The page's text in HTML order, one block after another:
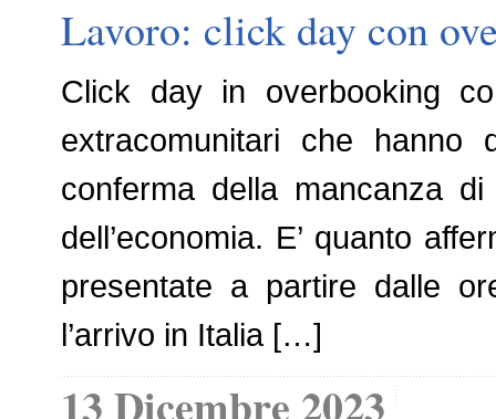
Lavoro: click day con
Click day in overbooking
extracomunitari che
conferma della mancanza
dell’economia. E’ quanto
presentate a partire dalle
l’arrivo in Italia […]
13 Dicembre 2023